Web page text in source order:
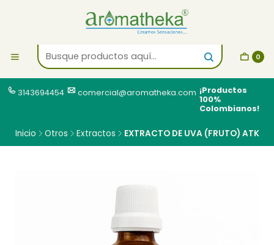
0
3143694454 comercial@aromatheka.com ¡Productos
100%
Colombianos!
Inicio Otros Extractos EXTRACTO DE UVA (FRUTO) ATK